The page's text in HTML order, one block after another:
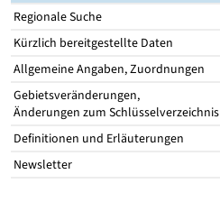
Regionale Suche
Kürzlich bereitgestellte Daten
Allgemeine Angaben, Zuordnungen
Gebietsveränderungen,
Änderungen zum Schlüsselverzeichnis
Definitionen und Erläuterungen
Newsletter